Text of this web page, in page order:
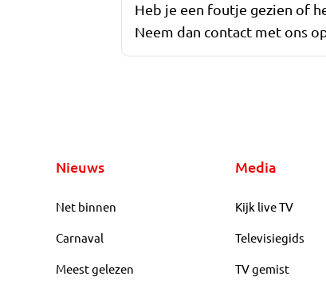
Heb je een foutje gezien of
Neem dan contact met ons
Nieuws
Net binnen
Carnaval
Meest gelezen
Media
Kijk live TV
Televisiegids
TV gemist